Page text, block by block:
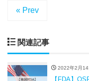
« Prev
関連記事
2022年2月14
【FDA】